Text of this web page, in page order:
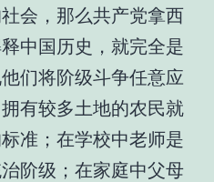
会，那么共产党拿西
中国历史，就完全是
们将阶级斗争任意应
有较多土地的农民就
准；在学校中老师是
阶级；在家庭中父母